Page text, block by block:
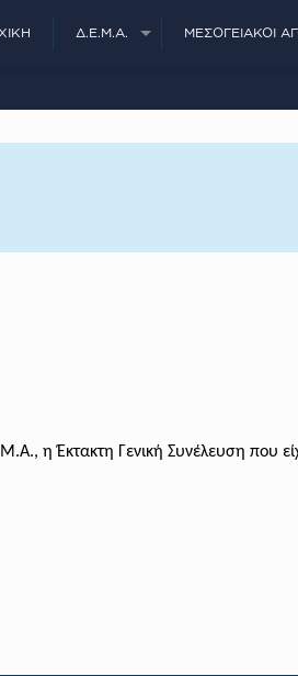
Δ.Ε.Μ.Α. ΜΕΣΟΓΕΙΑΚΟΊ
η Έκτακτη Γενική Συνέλευση που